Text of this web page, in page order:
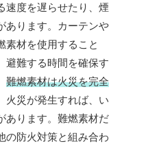
速度を遅らせたり、煙
あります。カーテンや
素材を使用すること
避難する時間を確保す
難燃素材は火災を完全
火災が発生すれば、い
あります。難燃素材だ
の防火対策と組み合わ